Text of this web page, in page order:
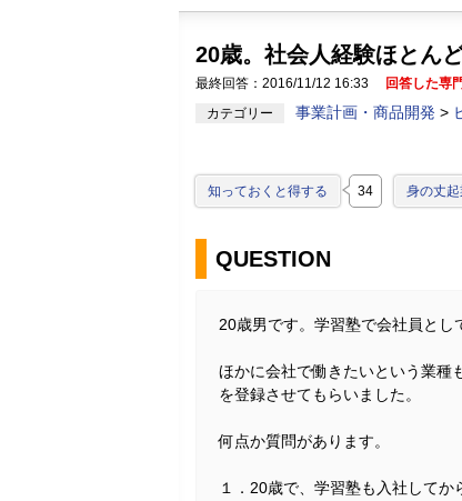
20歳。社会人経験ほとん
最終回答：2016/11/12 16:33
回答した専
カテゴリー
事業計画・商品開発 >
知っておくと得する 34 身の丈起
QUESTION
20歳男です。学習塾で会社員とし
ほかに会社で働きたいという業種
を登録させてもらいました。
何点か質問があります。
１．20歳で、学習塾も入社して